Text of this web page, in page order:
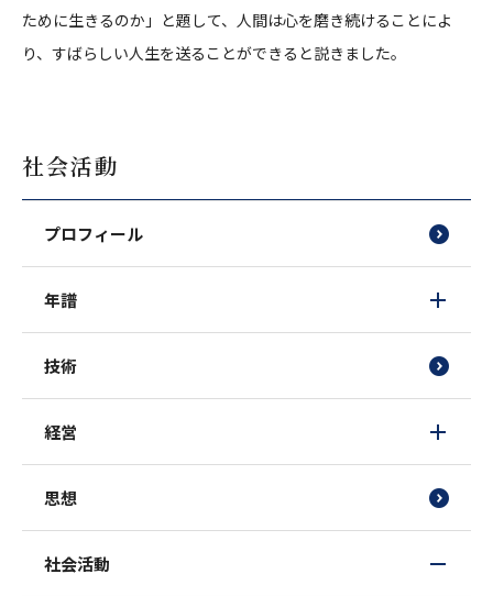
ために生きるのか」と題して、人間は心を磨き続けることによ
り、すばらしい人生を送ることができると説きました。
社会活動
プロフィール
年譜
技術
経営
思想
社会活動